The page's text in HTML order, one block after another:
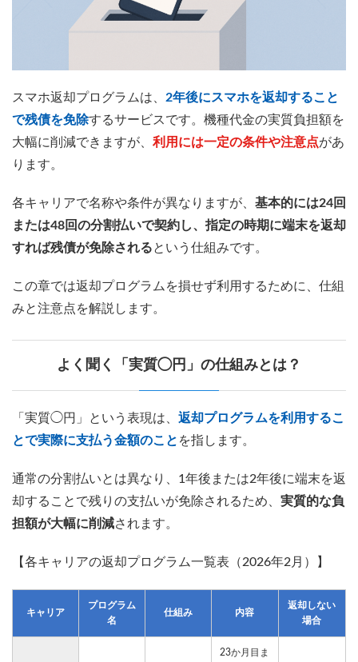
スマホ返却プログラムは、 2年後にスマホを返却すること
で残債を免除するサービスです。機種代金の実質負担額を
大幅に削減できますが、 利用には一定の条件や注意点があ
ります。
各キャリアで名称や条件が異なりますが、 基本的には24回
または48回の分割払いで契約し、指定の時期に端末を返却
すれば残債が免除されるという仕組みです。
この章では返却プログラムを損せず利用するために、仕組
みと注意点を解説します。
よく聞く「実質◯円」の仕組みとは？
「実質◯円」という表現は、 返却プログラムを利用するこ
とで実際に支払う金額のこと を指します。
通常の分割払いとは異なり、1年後または2年後に端末を返
却することで残りの支払いが免除されるため、 実質的な負
担額が大幅に削減されます。
【各キャリアの返却プログラム一覧表（2026年2月）】
キャリア
プログラム
名
仕組み 内容
返却しない
場合
23か月目ま